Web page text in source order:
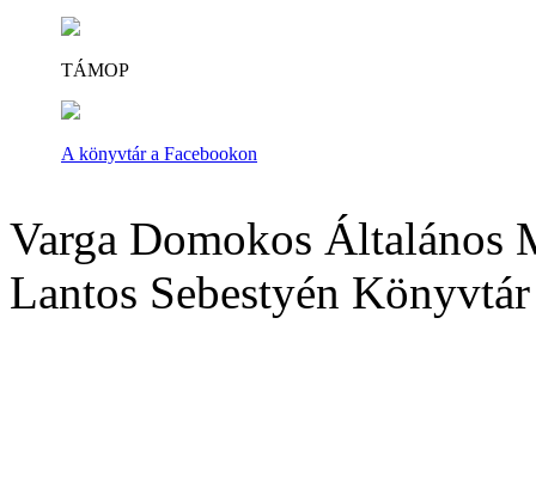
TÁMOP
A könyvtár a Facebookon
Varga Domokos Általános
Lantos Sebestyén